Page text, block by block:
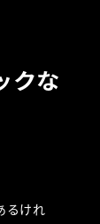
クな
るけれ